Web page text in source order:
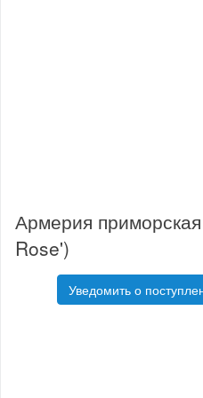
Армерия
Rose')
Уведомить о